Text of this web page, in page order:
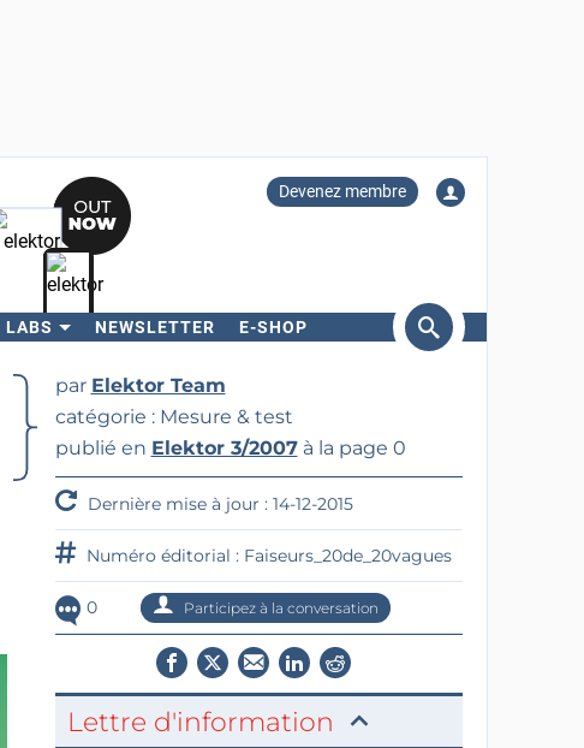
Devenez membre
LABS NEWSLETTER E-SHOP
Rechercher
par Elektor Team
catégorie : Mesure & test
publié en Elektor 3/2007à la page 0
Dernière mise à jour : 14-12-2015
Numéro éditorial : Faiseurs_20de_20vagues
0 Participez à la conversation
Lettre d'information